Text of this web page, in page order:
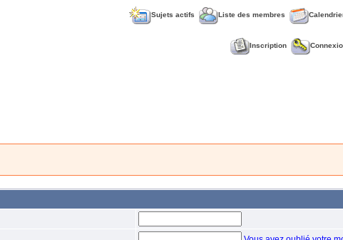
Sujets actifs Liste des membres
Inscription